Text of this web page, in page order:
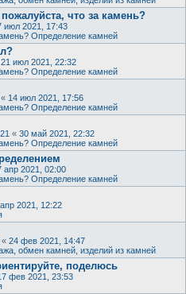
что за камень?
июл 2021, 17:43
Определение камней
21 июл 2021, 22:32
Определение камней
« 14 июл 2021, 17:56
Определение камней
« 30 май 2021, 22:32
Определение камней
апр 2021, 02:00
Определение камней
2021, 12:22
« 24 фев 2021, 14:47
обмен камней, изделий из камней
поделюсь
фев 2021, 23:53